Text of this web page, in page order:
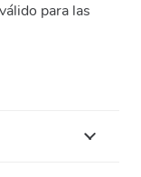
para las